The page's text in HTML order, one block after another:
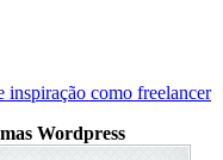
inspiração como freelancer
Wordpress